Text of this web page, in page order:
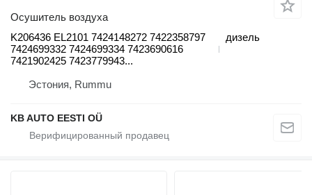
Осушитель воздуха
K206436 EL2101 7424148272 7422358797
7424699332 7424699334 7423690616
7421902425 7423779943...
дизель
Эстония, Rummu
KB AUTO EESTI OÜ